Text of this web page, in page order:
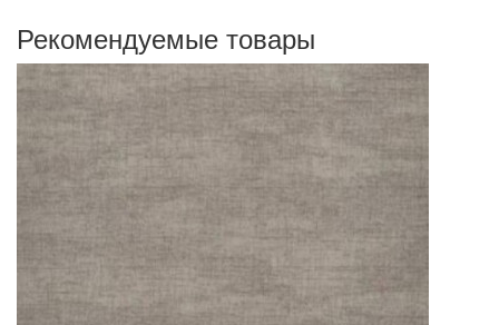
Рекомендуемые товары